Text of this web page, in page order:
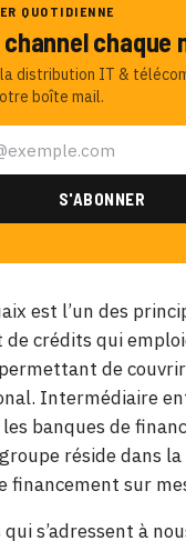
QUOTIDIENNE
chaque
distribution IT &
boîte mail.
est l’un des
crédits qui
de couvrir
Intermédiaire
banques de
réside dans
financement sur
qui s’adressent à